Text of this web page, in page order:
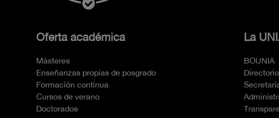
Oferta académica
Másteres
Enseñanzas propias de posgrado
Formación continua
Cursos de verano
Doctorados
La
BOUNIA
Directorio